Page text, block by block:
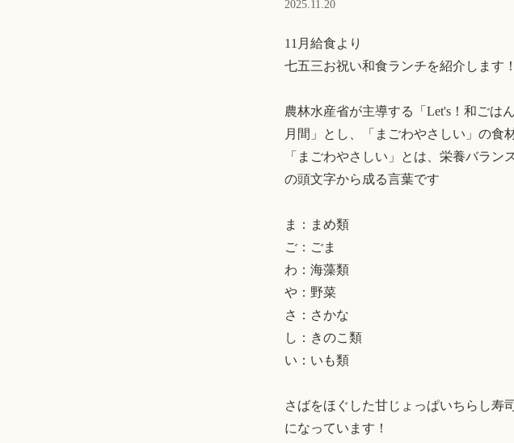
2025.11.20
11月給食より
七五三お祝い和食ランチを紹介します！
農林水産省が主導する「Let's！和ごは
月間」とし、「まごわやさしい」の食
「まごわやさしい」とは、栄養バラ
の頭文字から成る言葉です
ま：まめ類
ご：ごま
わ：海藻類
や：野菜
さ：さかな
し：きのこ類
い：いも類
さばをほぐした甘じょっぱいちらし寿
になっています！